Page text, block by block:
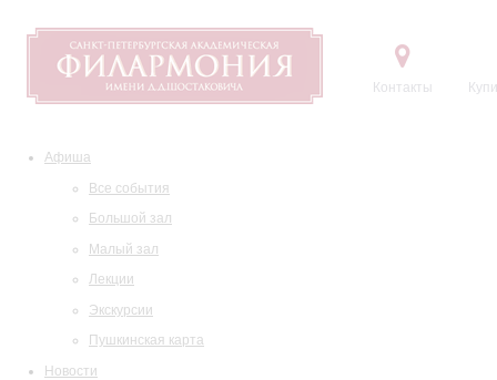
Контакты
Афиша
Все события
Большой зал
Малый зал
Лекции
Экскурсии
Пушкинская карта
Новости